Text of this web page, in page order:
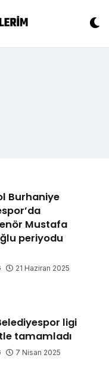
Burhaniye
Mustafa
periyodu
21 Haziran 2025
ligi
tamamladı
7 Nisan 2025